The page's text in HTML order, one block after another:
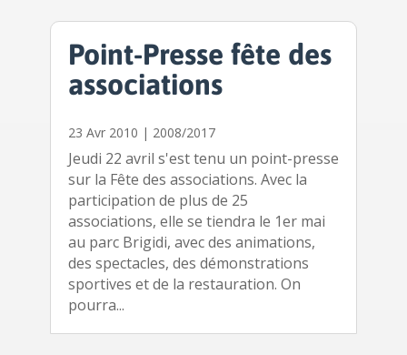
Point-Presse fête des
associations
23 Avr 2010 | 2008/2017
Jeudi 22 avril s'est tenu un point-presse
sur la Fête des associations. Avec la
participation de plus de 25
associations, elle se tiendra le 1er mai
au parc Brigidi, avec des animations,
des spectacles, des démonstrations
sportives et de la restauration. On
pourra...